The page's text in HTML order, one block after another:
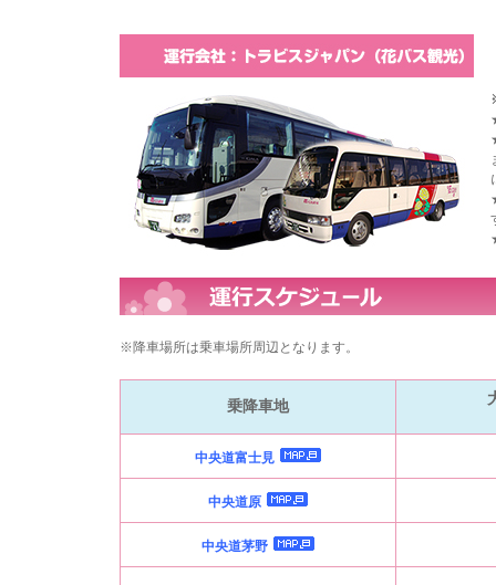
※降車場所は乗車場所周辺となります。
乗降車地
中央道富士見
中央道原
中央道茅野